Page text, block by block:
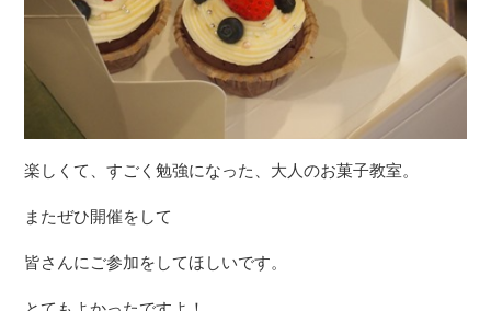
楽しくて、すごく勉強になった、大人のお菓子教室。
またぜひ開催をして
皆さんにご参加をしてほしいです。